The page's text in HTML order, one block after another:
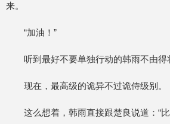
来。
“加油！”
听到最好不要单独行动的韩雨不由得
现在，最高级的诡异不过诡侍级别。
这么想着，韩雨直接跟楚良说道：“